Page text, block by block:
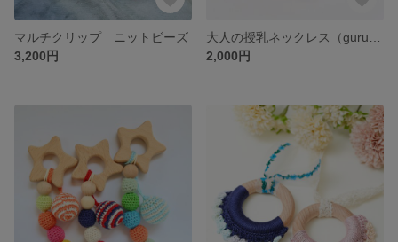
マルチクリップ ニットビーズ
3,200円
2,000円